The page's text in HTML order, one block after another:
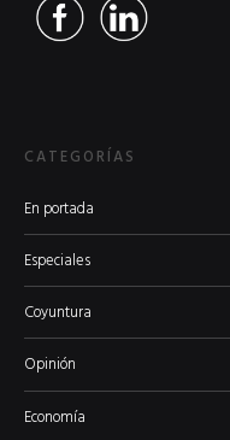
CATEGORÍAS
En portada
Especiales
Coyuntura
Opinión
Economía